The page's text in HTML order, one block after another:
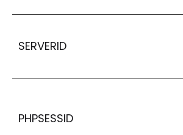
SERVERID
PHPSESSID